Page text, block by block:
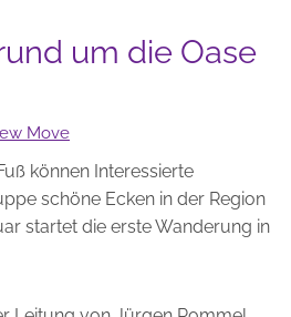
um die Oase
Move
können Interessierte
schöne Ecken in der Region
startet die erste Wanderung in